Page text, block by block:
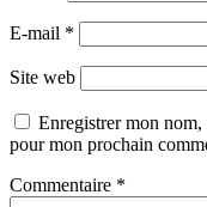
E-mail *
Site web
Enregistrer mon
pour mon prochain
Commentaire *